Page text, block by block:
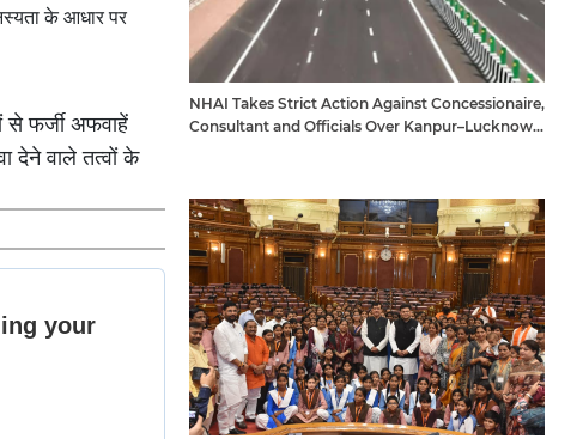
के आधार पर
से फर्जी अफवाहें
देने वाले तत्वों के
NHAI Takes Strict Action Against Concessionaire,
Consultant and Officials Over Kanpur–Lucknow